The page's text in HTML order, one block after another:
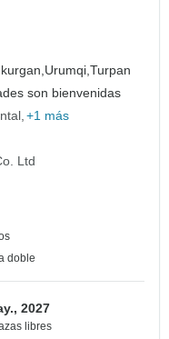
Urumqi,Turpan
son bienvenidas
+1 más
Ltd
doble
2027
libres